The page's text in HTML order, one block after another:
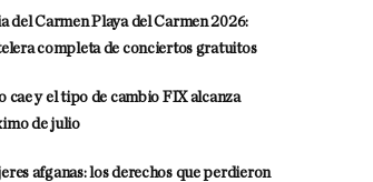
del Carmen Playa del Carmen 2026:
completa de conciertos gratuitos
cae y el tipo de cambio FIX alcanza
de julio
afganas: los derechos que perdieron